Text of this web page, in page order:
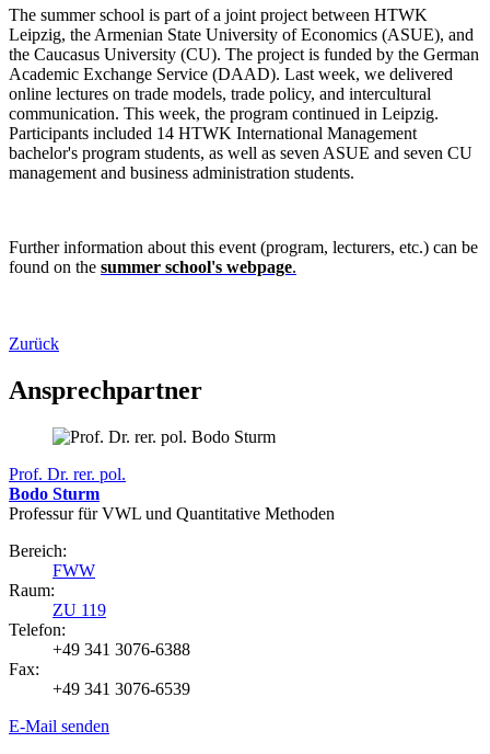
The summer school is part of a joint project between HTWK
Leipzig, the Armenian State University of Economics (ASUE), and
the Caucasus University (CU). The project is funded by the German
Academic Exchange Service (DAAD). Last week, we delivered
online lectures on trade models, trade policy, and intercultural
communication. This week, the program continued in Leipzig.
Participants included 14 HTWK International Management
bachelor's program students, as well as seven ASUE and seven CU
management and business administration students.
Further information about this event (program, lecturers, etc.) can be
found on the summer school's webpage.
Zurück
Ansprechpartner
Prof. Dr. rer. pol.
Bodo Sturm
Professur für VWL und Quantitative Methoden
Bereich:
FWW
Raum:
ZU 119
Telefon:
+49 341 3076-6388
Fax:
+49 341 3076-6539
E-Mail senden